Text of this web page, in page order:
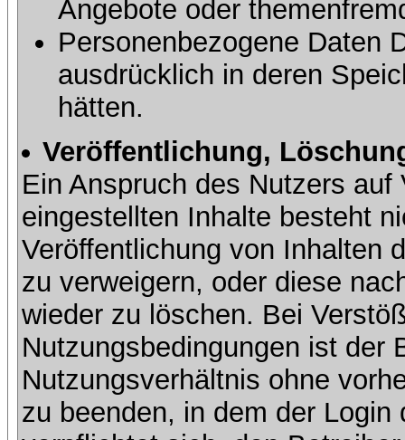
Angebote oder
Personenbezogene Daten
ausdrücklich in deren
hätten.
Veröffentlichung,
Ein Anspruch des Nutzers
eingestellten Inhalte besteht
Veröffentlichung von Inhalten
zu verweigern, oder diese
wieder zu löschen. Bei
Nutzungsbedingungen ist der
Nutzungsverhältnis ohne
zu beenden, in dem der